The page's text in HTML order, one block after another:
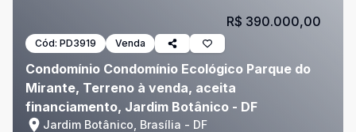
Cód: PD3919 Venda
Condomínio Condomínio Ecológico Parque do
Mirante, Terreno à venda, aceita
financiamento, Jardim Botânico - DF
Jardim Botânico, Brasília - DF
R$ 390.000,00